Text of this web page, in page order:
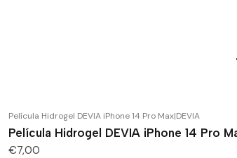
Película Hidrogel DEVIA iPhone 14 Pro Max|DEVIA
Película Hidrogel DEVIA iPhone 14 Pro
€7,00